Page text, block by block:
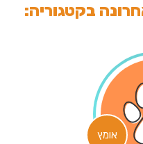
בקטגוריה:
אומץ